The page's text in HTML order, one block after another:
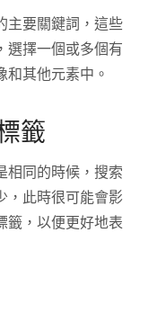
主要關鍵詞，這些
選擇一個或多個有
和其他元素中。
籤
相同的時候，搜索
，此時很可能會影
籤，以便更好地表